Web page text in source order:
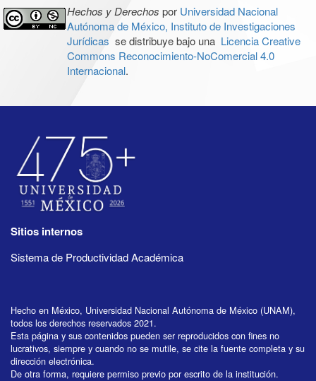
Hechos y Derechos por Universidad Nacional
Autónoma de México, Instituto de Investigaciones
Jurídicas se distribuye bajo una Licencia Creative
Commons Reconocimiento-NoComercial 4.0
Internacional.
Sitios internos
Sistema de Productividad Académica
Hecho en México, Universidad Nacional Autónoma de México (UNAM),
todos los derechos reservados 2021.
Esta página y sus contenidos pueden ser reproducidos con fines no
lucrativos, siempre y cuando no se mutile, se cite la fuente completa y su
dirección electrónica.
De otra forma, requiere permiso previo por escrito de la institución.